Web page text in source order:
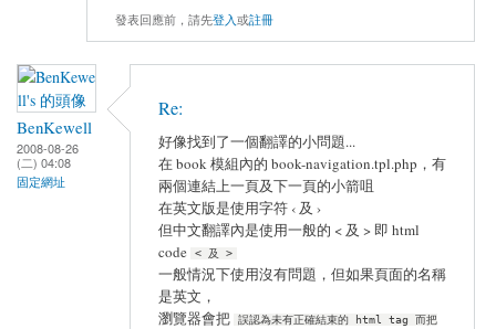
發表回應前，請先登入或註冊
BenKewell
2008-08-26
(二) 04:08
固定網址
Re:
好像找到了一個翻譯的小問題...
在 book 模組內的 book-navigation.tpl.php，有
兩個連結上一頁及下一頁的小箭咀
在英文版是使用字符 ‹ 及 ›
但中文翻譯內是使用一般的 < 及 > 即 html
code
< 及 >
一般情況下使用沒有問題，但如果頁面的名稱
是英文，
瀏覽器會把
誤認為未有正確結束的 html tag 而把